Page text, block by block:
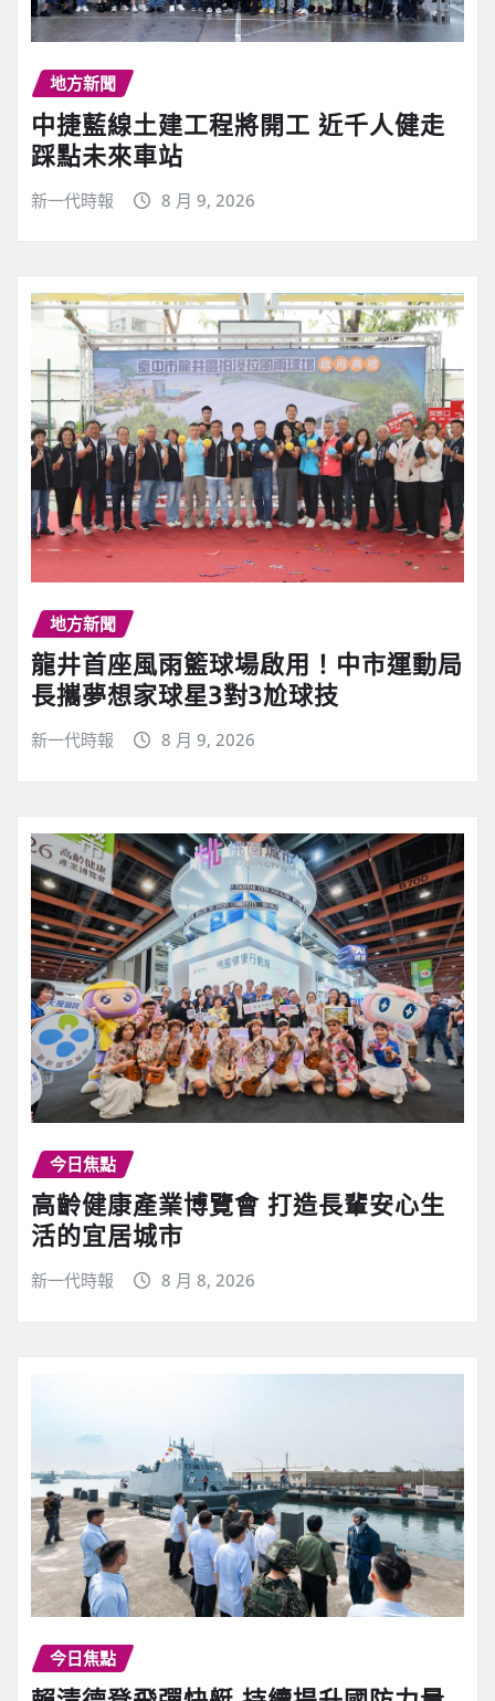
地方新聞
中捷藍線土建工程將開工 近千人健走
踩點未來車站
新一代時報 8 月 9, 2026
地方新聞
龍井首座風雨籃球場啟用！中市運動局
長攜夢想家球星3對3尬球技
新一代時報 8 月 9, 2026
今日焦點
高齡健康產業博覽會 打造長輩安心生
活的宜居城市
新一代時報 8 月 8, 2026
今日焦點